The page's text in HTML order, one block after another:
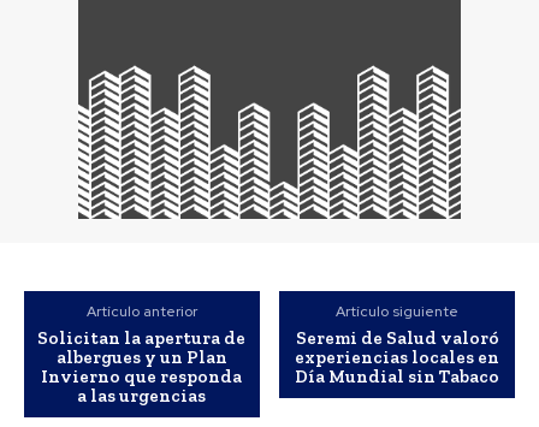
Artículo anterior
Solicitan la apertura de
albergues y un Plan
Invierno que responda
a las urgencias
Artículo siguiente
Seremi de Salud valoró
experiencias locales en
Día Mundial sin Tabaco